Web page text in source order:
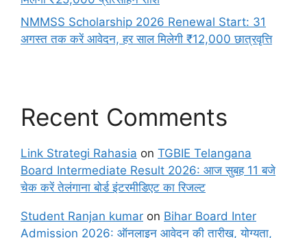
NMMSS Scholarship 2026 Renewal Start: 31
अगस्त तक करें आवेदन, हर साल मिलेगी ₹12,000 छात्रवृत्ति
Recent Comments
Link Strategi Rahasia on TGBIE Telangana
Board Intermediate Result 2026: आज सुबह 11 बजे
चेक करें तेलंगाना बोर्ड इंटरमीडिएट का रिजल्ट
Student Ranjan kumar on Bihar Board Inter
Admission 2026: ऑनलाइन आवेदन की तारीख, योग्यता,